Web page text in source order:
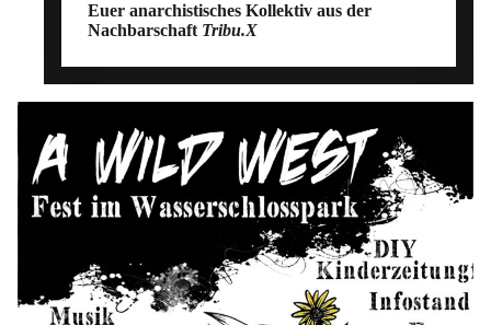
Euer anarchistisches Kollektiv aus der
Nachbarschaft Tribu.X